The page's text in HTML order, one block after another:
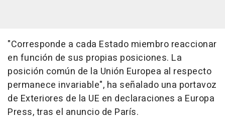
"Corresponde a cada Estado miembro reaccionar
en función de sus propias posiciones. La
posición común de la Unión Europea al respecto
permanece invariable", ha señalado una portavoz
de Exteriores de la UE en declaraciones a Europa
Press, tras el anuncio de París.